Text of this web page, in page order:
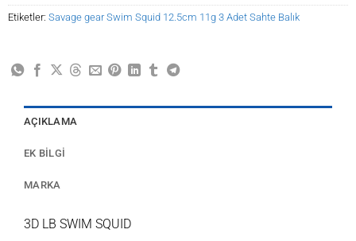
Etiketler: Savage gear Swim Squid 12.5cm 11g 3 Adet Sahte Balık
AÇIKLAMA
EK BILGI
MARKA
3D LB SWIM SQUID